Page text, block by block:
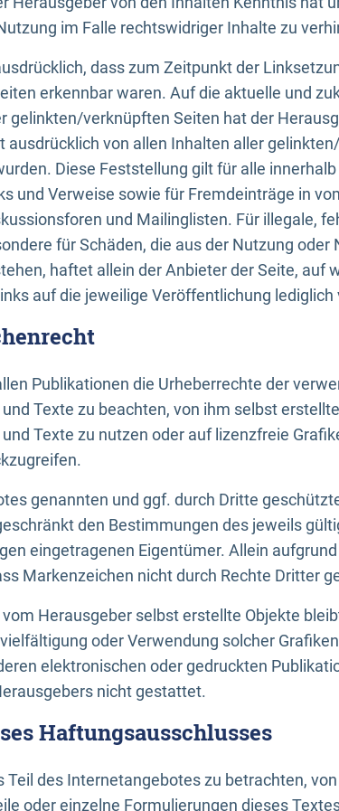
im Falle rechtswidriger Inhalte zu
dass zum Zeitpunkt der
erkennbar waren. Auf die aktuelle und
gelinkten/verknüpften Seiten hat der
ausdrücklich von allen Inhalten aller
Diese Feststellung gilt für alle
und Verweise sowie für Fremdeinträge in
und Mailinglisten. Für illegale,
für Schäden, die aus der Nutzung
haftet allein der Anbieter der Seite, auf
auf die jeweilige Veröffentlichung lediglich
Publikationen die Urheberrechte der
Texte zu beachten, von ihm selbst
Texte zu nutzen oder auf lizenzfreie
genannten und ggf. durch Dritte
den Bestimmungen des jeweils
eingetragenen Eigentümer. Allein
Markenzeichen nicht durch Rechte Dritter
Herausgeber selbst erstellte Objekte
oder Verwendung solcher
elektronischen oder gedruckten
nicht gestattet.
Haftungsausschlusses
des Internetangebotes zu betrachten,
oder einzelne Formulierungen dieses